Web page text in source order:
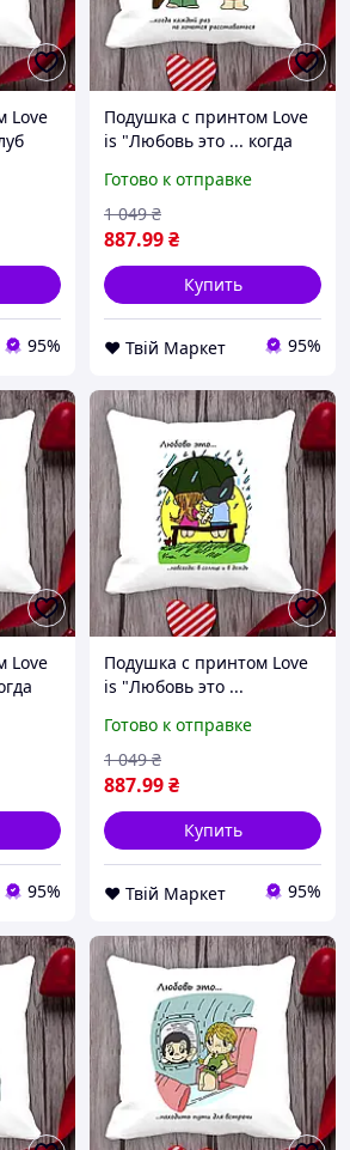
Love
D8-
95%
Подушка с принтом Love
is "Любовь это ... когда
расставаться" Белый
Кавун П000012 D8-2026
Готово к отправке
887.99₴
1 049 ₴
Купить
❤️ Твій Маркет 95%
Love
95%
Подушка с принтом Love
is "Любовь это ...
дождь" Белый Кавун
П000014 D8-2026
Готово к отправке
887.99₴
1 049 ₴
Купить
❤️ Твій Маркет 95%